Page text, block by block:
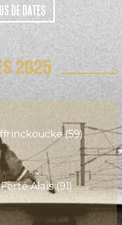
DE DATES
2025
(59)
Alais (91)